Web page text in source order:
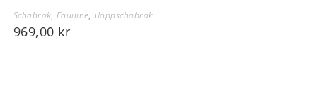
Schabrak, Equiline, Hoppschabrak
969,00 kr